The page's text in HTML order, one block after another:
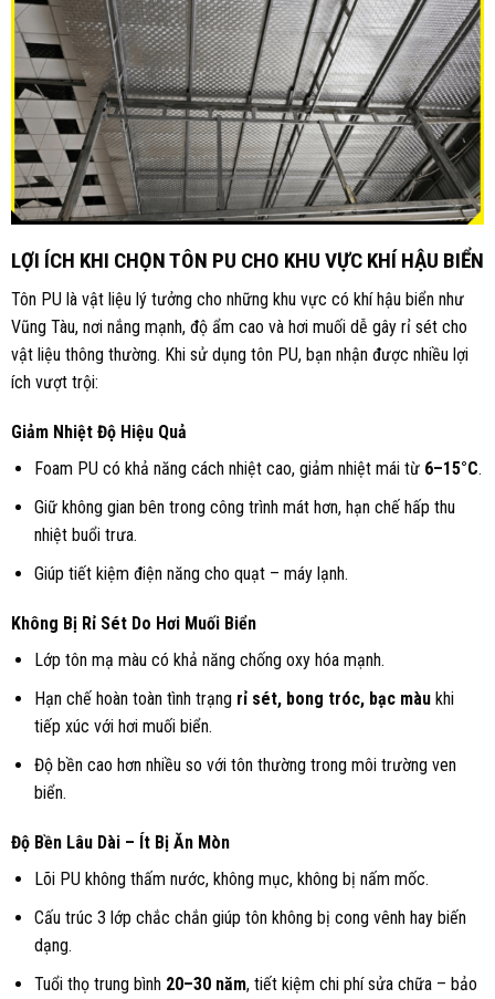
LỢI ÍCH KHI CHỌN TÔN PU CHO KHU VỰC KHÍ HẬU BIỂN
Tôn PU là vật liệu lý tưởng cho những khu vực có khí hậu biển như
Vũng Tàu, nơi nắng mạnh, độ ẩm cao và hơi muối dễ gây rỉ sét cho
vật liệu thông thường. Khi sử dụng tôn PU, bạn nhận được nhiều lợi
ích vượt trội:
Giảm Nhiệt Độ Hiệu Quả
Foam PU có khả năng cách nhiệt cao, giảm nhiệt mái từ 6–15°C.
Giữ không gian bên trong công trình mát hơn, hạn chế hấp thu
nhiệt buổi trưa.
Giúp tiết kiệm điện năng cho quạt – máy lạnh.
Không Bị Rỉ Sét Do Hơi Muối Biển
Lớp tôn mạ màu có khả năng chống oxy hóa mạnh.
Hạn chế hoàn toàn tình trạng rỉ sét, bong tróc, bạc màukhi
tiếp xúc với hơi muối biển.
Độ bền cao hơn nhiều so với tôn thường trong môi trường ven
biển.
Độ Bền Lâu Dài – Ít Bị Ăn Mòn
Lõi PU không thấm nước, không mục, không bị nấm mốc.
Cấu trúc 3 lớp chắc chắn giúp tôn không bị cong vênh hay biến
dạng.
Tuổi thọ trung bình 20–30 năm, tiết kiệm chi phí sửa chữa – bảo